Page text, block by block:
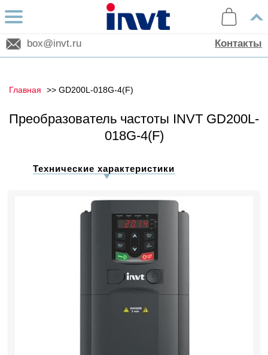
box@invt.ru Контакты
Главная GD200L-018G-4(F)
Преобразователь частоты INVT GD200L-
018G-4(F)
Технические характеристики